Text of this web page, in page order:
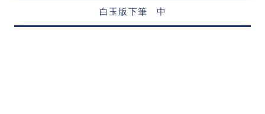
白玉版下筆 中